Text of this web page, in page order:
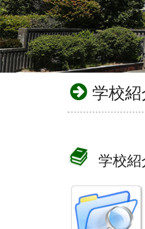
学校紹
学校